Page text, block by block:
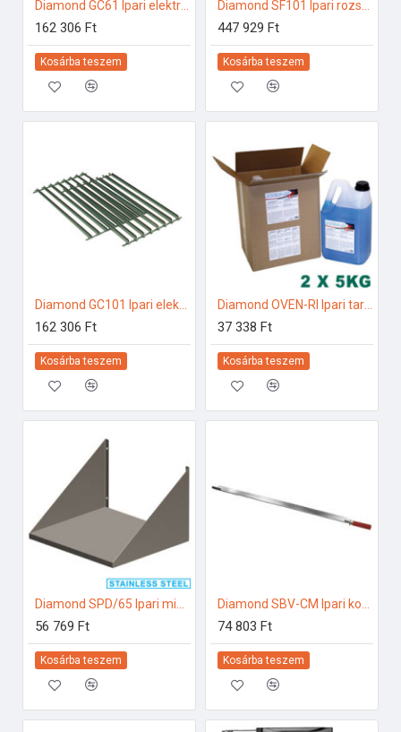
162 306 Ft
Kosárba teszem
447 929 Ft
Kosárba teszem
162 306 Ft
Kosárba teszem
Diamond OVEN-RI Ipari tartozékok
37 338 Ft
Kosárba teszem
56 769 Ft
Kosárba teszem
74 803 Ft
Kosárba teszem